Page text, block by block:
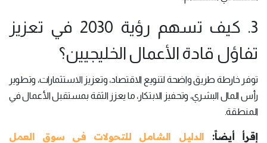
3. كيف تسهم رؤية 2030 في تعزيز
تفاؤل قادة الأعمال الخليجيين؟
توفر خارطة طريق واضحة لتنويع الاقتصاد، وتعزيز الاستثمارات، وتطوير
رأس المال البشري، وتحفيز الابتكار، ما يعزز الثقة بمستقبل الأعمال في
المنطقة.
إقرأ أيضاً: الدليل الشامل للتحولات في سوق العمل